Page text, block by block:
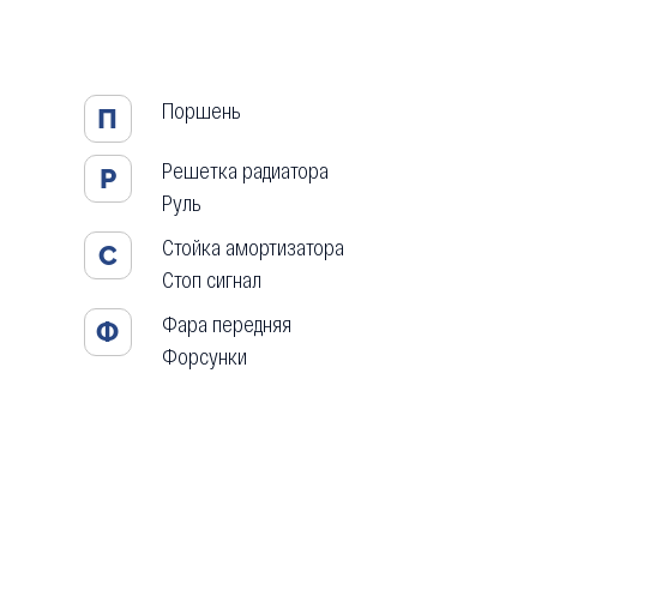
П Поршень
Р
Решетка радиатора
Руль
С
Стойка амортизатора
Стоп сигнал
Ф
Фара передняя
Форсунки